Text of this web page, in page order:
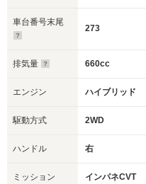
車台番号末尾
273
排気量 660cc
エンジン ハイブリッド
駆動方式 2WD
ハンドル 右
ミッション インパネCVT